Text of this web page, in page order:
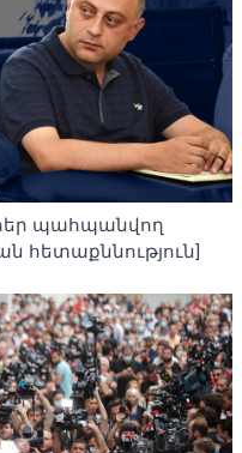
պահպանվող
հետաքննություն]